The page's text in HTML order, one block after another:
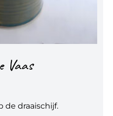
Vaas
de draaischijf.